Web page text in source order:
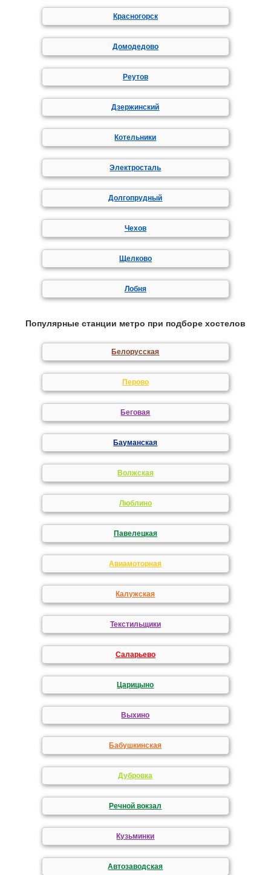
Красногорск
Домодедово
Реутов
Дзержинский
Котельники
Электросталь
Долгопрудный
Чехов
Щелково
Лобня
Популярные станции метро при подборе хостелов
Белорусская
Перово
Беговая
Бауманская
Волжская
Люблино
Павелецкая
Авиамоторная
Калужская
Текстильщики
Саларьево
Царицыно
Выхино
Бабушкинская
Дубровка
Речной вокзал
Кузьминки
Автозаводская